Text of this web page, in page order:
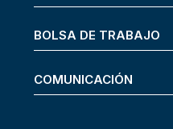
BOLSA DE TRABAJO
COMUNICACIÓN